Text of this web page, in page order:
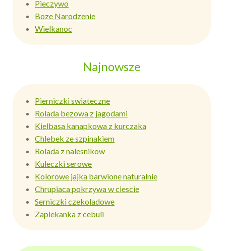
Pieczywo
Boze Narodzenie
Wielkanoc
Najnowsze
Pierniczki swiateczne
Rolada bezowa z jagodami
Kielbasa kanapkowa z kurczaka
Chlebek ze szpinakiem
Rolada z nalesnikow
Kuleczki serowe
Kolorowe jajka barwione naturalnie
Chrupiaca pokrzywa w ciescie
Serniczki czekoladowe
Zapiekanka z cebuli